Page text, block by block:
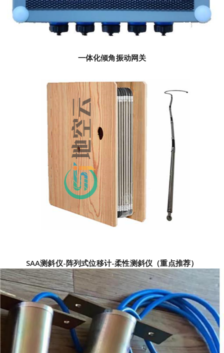
一体化倾角振动网关
SAA测斜仪-阵列式位移计-柔性测斜仪（重点推荐）